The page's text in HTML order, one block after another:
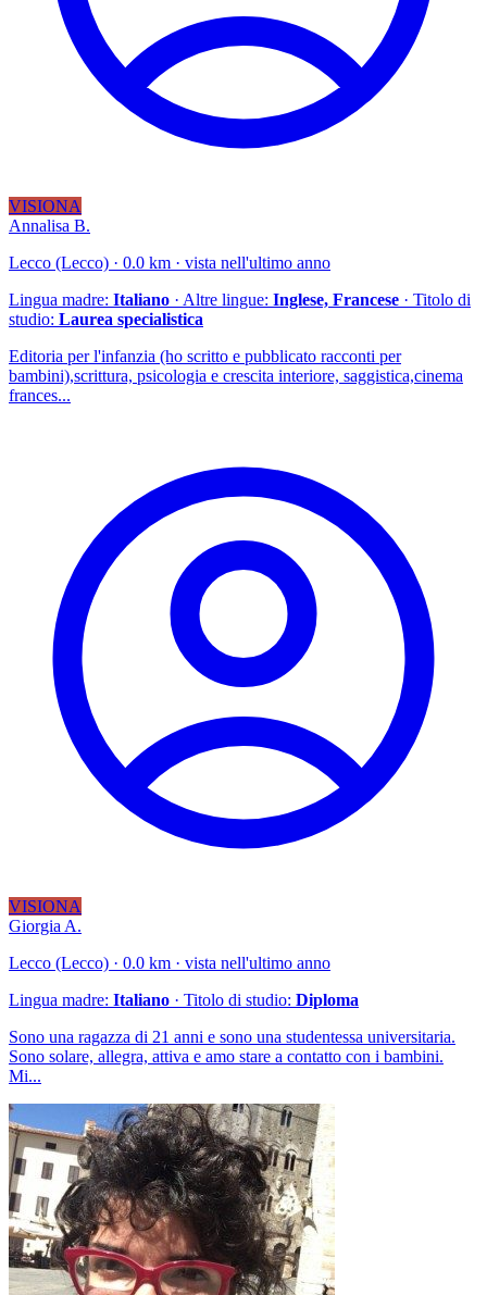
VISIONA
Annalisa B.
Lecco (Lecco) · 0.0 km · vista nell'ultimo anno
Lingua madre: Italiano · Altre lingue: Inglese, Francese · Titolo di
studio: Laurea specialistica
Editoria per l'infanzia (ho scritto e pubblicato racconti per
bambini),scrittura, psicologia e crescita interiore, saggistica,cinema
frances...
VISIONA
Giorgia A.
Lecco (Lecco) · 0.0 km · vista nell'ultimo anno
Lingua madre: Italiano · Titolo di studio: Diploma
Sono una ragazza di 21 anni e sono una studentessa universitaria.
Sono solare, allegra, attiva e amo stare a contatto con i bambini.
Mi...